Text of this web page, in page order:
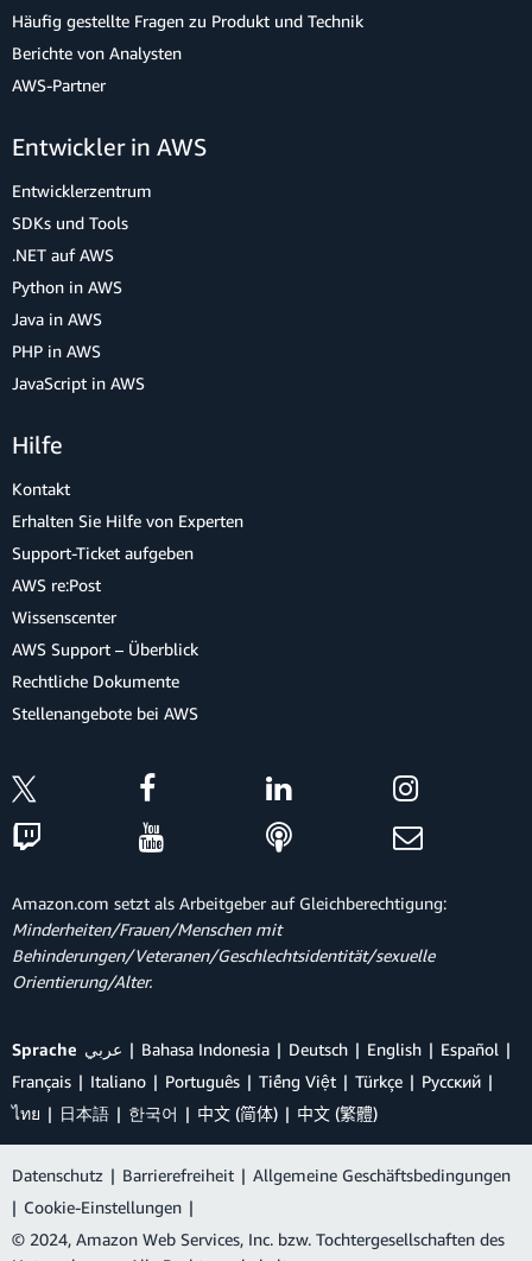
Häufig gestellte Fragen zu Produkt und Technik
Berichte von Analysten
AWS-Partner
Entwickler in AWS
Entwicklerzentrum
SDKs und Tools
.NET auf AWS
Python in AWS
Java in AWS
PHP in AWS
JavaScript in AWS
Hilfe
Kontakt
Erhalten Sie Hilfe von Experten
Support-Ticket aufgeben
AWS re:Post
Wissenscenter
AWS Support – Überblick
Rechtliche Dokumente
Stellenangebote bei AWS
Amazon.com setzt als Arbeitgeber auf Gleichberechtigung:
Minderheiten/Frauen/Menschen mit
Behinderungen/Veteranen/Geschlechtsidentität/sexuelle
Orientierung/Alter.
Sprache عربي Bahasa Indonesia Deutsch English
Español
Français
Italiano Português Tiếng Việt Türkçe
Ρусский
ไทย
日本語 한국어 中文 (简体) 中文 (繁體)
Datenschutz | Barrierefreiheit | Allgemeine Geschäftsbedingungen
| Cookie-Einstellungen |
© 2024, Amazon Web Services, Inc. bzw. Tochtergesellschaften des